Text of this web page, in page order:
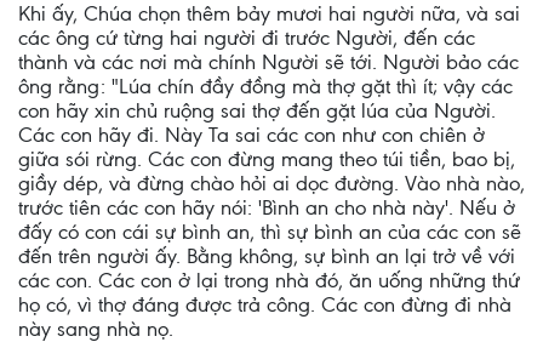
Khi ấy, Chúa chọn thêm bảy mươi hai người nữa, và sai
các ông cứ từng hai người đi trước Người, đến các
thành và các nơi mà chính Người sẽ tới. Người bảo các
ông rằng: "Lúa chín đầy đồng mà thợ gặt thì ít; vậy các
con hãy xin chủ ruộng sai thợ đến gặt lúa của Người.
Các con hãy đi. Này Ta sai các con như con chiên ở
giữa sói rừng. Các con đừng mang theo túi tiền, bao bị,
giầy dép, và đừng chào hỏi ai dọc đường. Vào nhà nào,
trước tiên các con hãy nói: 'Bình an cho nhà này'. Nếu ở
đấy có con cái sự bình an, thì sự bình an của các con sẽ
đến trên người ấy. Bằng không, sự bình an lại trở về với
các con. Các con ở lại trong nhà đó, ăn uống những thứ
họ có, vì thợ đáng được trả công. Các con đừng đi nhà
này sang nhà nọ.